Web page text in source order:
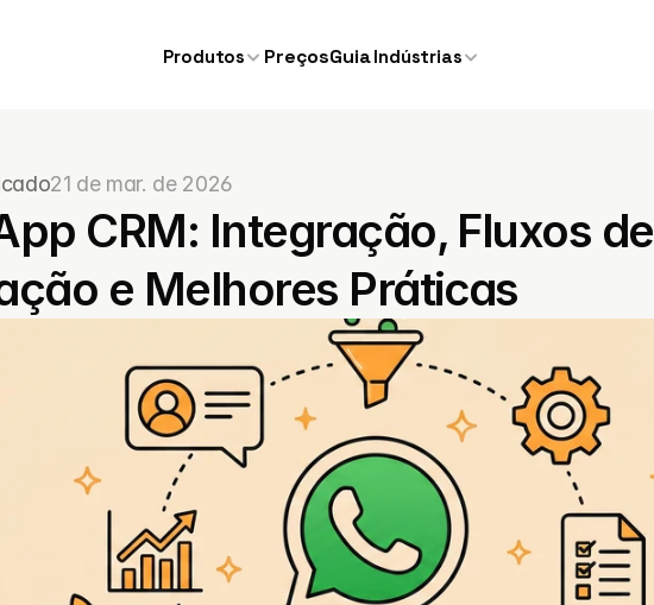
Produtos PreçosGuiaIndústrias
21 de mar. de 2026
CRM: Integração, Fluxos de
e Melhores Práticas